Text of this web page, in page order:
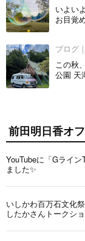
いよい
お目覚
ブログ
この秋
公園 天
前田明日香オ
YouTubeに「Gライ
ました✨
いしかわ百万石文化
したかさんトークシ